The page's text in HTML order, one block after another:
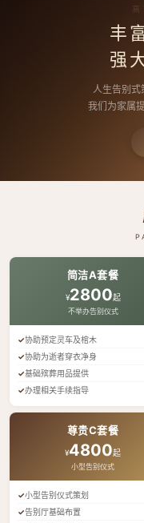
丰
强
人生告别式
我们为家属
简洁A套餐
¥2800起
不举办告别仪式
协助预定灵车及棺木
协助为逝者穿衣净身
基础殡葬用品提供
办理相关手续指导
尊贵C套餐
¥4800起
小型告别仪式
小型告别仪式策划
告别厅基础布置